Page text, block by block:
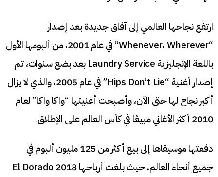
ارتفع نجاحها العالمي إلى آفاق جديدة بعد إصدار
“Whenever، Wherever” في عام 2001، من ألبومها الأول
باللغة الإنجليزية Laundry Service
بعد بضع سنوات، تم
إصدار أغنية “Hips Don’t Lie” في عام 2005، والذي لا يزال
أكبر نجاح لها حتى الآن،وأصبحت أغنيتها “واكا واكا” لعام
2010 أكثر الأغاني مبيعًا في كأس العالم على الإطلاق.
دفعتها موسيقاها إلى بيع أكثر من 125 مليون ألبوم في
جميع أنحاء العالم، حيث بلغت أرباحها 2018 El Dorado